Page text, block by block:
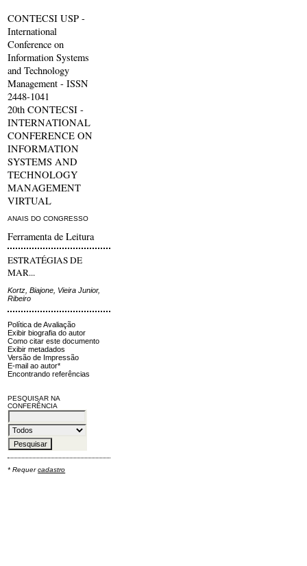
CONTECSI USP -
International
Conference on
Information Systems
and Technology
Management - ISSN
2448-1041
20th CONTECSI -
INTERNATIONAL
CONFERENCE ON
INFORMATION
SYSTEMS AND
TECHNOLOGY
MANAGEMENT
VIRTUAL
ANAIS DO CONGRESSO
Ferramenta de Leitura
ESTRATÉGIAS DE
MAR...
Kortz, Biajone, Vieira Junior,
Ribeiro
Política de Avaliação
Exibir biografia do autor
Como citar este documento
Exibir metadados
Versão de Impressão
E-mail ao autor*
Encontrando referências
PESQUISAR NA
CONFERÊNCIA
* Requercadastro